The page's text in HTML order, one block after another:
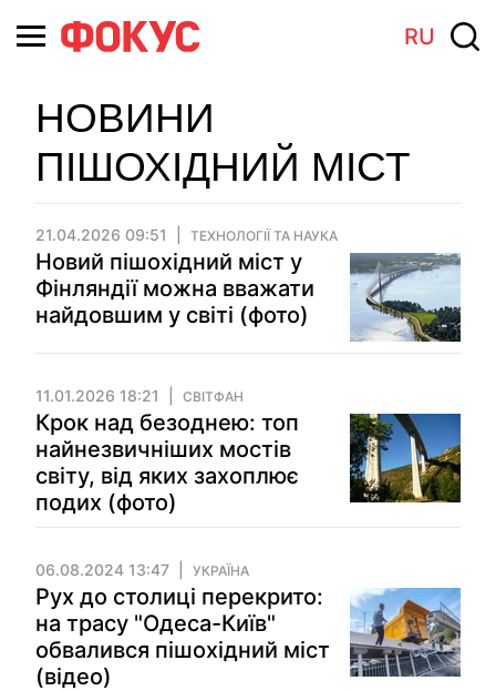
RU
НОВИНИ
ПІШОХІДНИЙ МІСТ
21.04.2026 09:51 ТЕХНОЛОГІЇ ТА НАУКА
Новий пішохідний міст у
Фінляндії можна вважати
найдовшим у світі (фото)
11.01.2026 18:21 СВІТФАН
Крок над безоднею: топ
найнезвичніших мостів
світу, від яких захоплює
подих (фото)
06.08.2024 13:47 УКРАЇНА
Рух до столиці перекрито:
на трасу "Одеса-Київ"
обвалився пішохідний міст
(відео)